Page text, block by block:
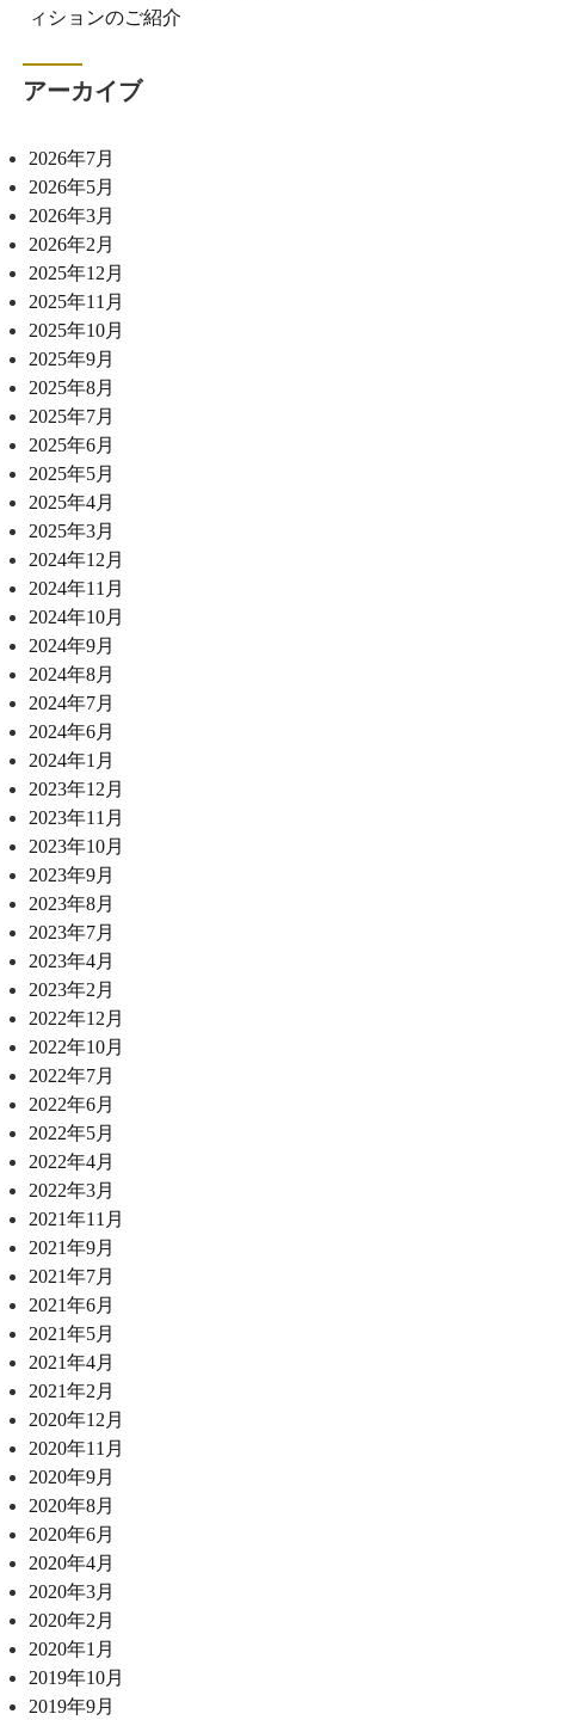
ィションのご紹介
アーカイブ
2026年7月
2026年5月
2026年3月
2026年2月
2025年12月
2025年11月
2025年10月
2025年9月
2025年8月
2025年7月
2025年6月
2025年5月
2025年4月
2025年3月
2024年12月
2024年11月
2024年10月
2024年9月
2024年8月
2024年7月
2024年6月
2024年1月
2023年12月
2023年11月
2023年10月
2023年9月
2023年8月
2023年7月
2023年4月
2023年2月
2022年12月
2022年10月
2022年7月
2022年6月
2022年5月
2022年4月
2022年3月
2021年11月
2021年9月
2021年7月
2021年6月
2021年5月
2021年4月
2021年2月
2020年12月
2020年11月
2020年9月
2020年8月
2020年6月
2020年4月
2020年3月
2020年2月
2020年1月
2019年10月
2019年9月